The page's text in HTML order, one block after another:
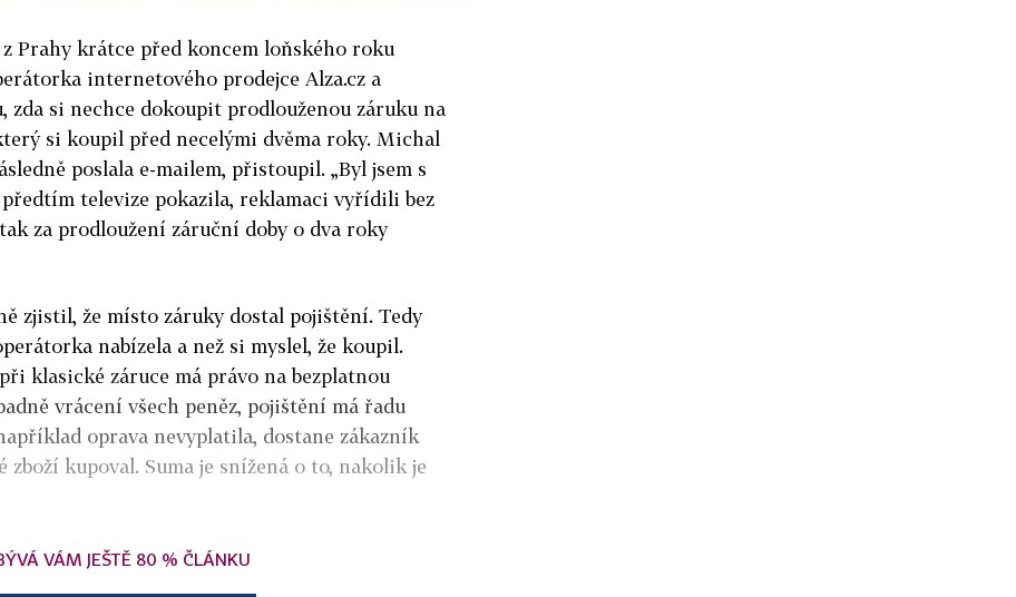
Prahy krátce před koncem loňského roku
internetového prodejce Alza.cz a
zda si nechce dokoupit prodlouženou záruku na
si koupil před necelými dvěma roky. Michal
poslala e-mailem, přistoupil. „Byl jsem s
předtím televize pokazila, reklamaci vyřídili bez
za prodloužení záruční doby o dva roky
zjistil, že místo záruky dostal pojištění. Tedy
nabízela a než si myslel, že koupil.
klasické záruce má právo na bezplatnou
vrácení všech peněz, pojištění má řadu
oprava nevyplatila, dostane zákazník
zboží kupoval. Suma je snížená o to, nakolik je
VÁM JEŠTĚ 80 % ČLÁNKU